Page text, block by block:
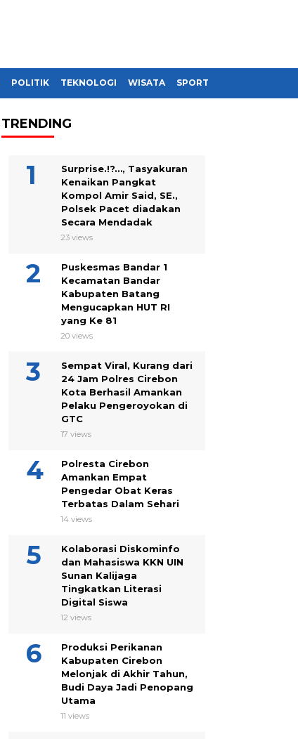
POLITIK TEKNOLOGI WISATA SPORT
TRENDING
Surprise.!?…, Tasyakuran
Kenaikan Pangkat
Kompol Amir Said, SE.,
Polsek Pacet diadakan
Secara Mendadak
23 views
Puskesmas Bandar 1
Kecamatan Bandar
Kabupaten Batang
Mengucapkan HUT RI
yang Ke 81
20 views
Sempat Viral, Kurang dari
24 Jam Polres Cirebon
Kota Berhasil Amankan
Pelaku Pengeroyokan di
GTC
17 views
Polresta Cirebon
Amankan Empat
Pengedar Obat Keras
Terbatas Dalam Sehari
14 views
Kolaborasi Diskominfo
dan Mahasiswa KKN UIN
Sunan Kalijaga
Tingkatkan Literasi
Digital Siswa
12 views
Produksi Perikanan
Kabupaten Cirebon
Melonjak di Akhir Tahun,
Budi Daya Jadi Penopang
Utama
11 views